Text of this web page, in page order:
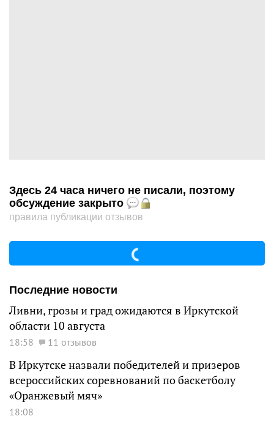
Здесь 24 часа ничего не писали, поэтому
обсуждение закрыто
правила публикации отзывов
Последние новости
Ливни, грозы и град ожидаются в Иркутской
области 10 августа
18:58 11 отзывов
В Иркутске назвали победителей и призеров
всероссийских соревнований по баскетболу
«Оранжевый мяч»
18:08